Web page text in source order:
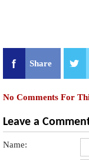
Share
No Comments For
Leave a
Name: